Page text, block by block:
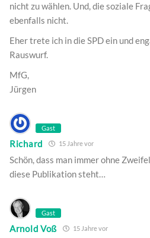
nicht zu wählen. Und, die soziale
ebenfalls nicht.
Eher trete ich in die SPD ein und
Rauswurf.
MfG,
Jürgen
Gast
Richard 15 Jahre vor
Schön, dass man immer ohne
diese Publikation steht…
Gast
Arnold Voß 15 Jahre vor